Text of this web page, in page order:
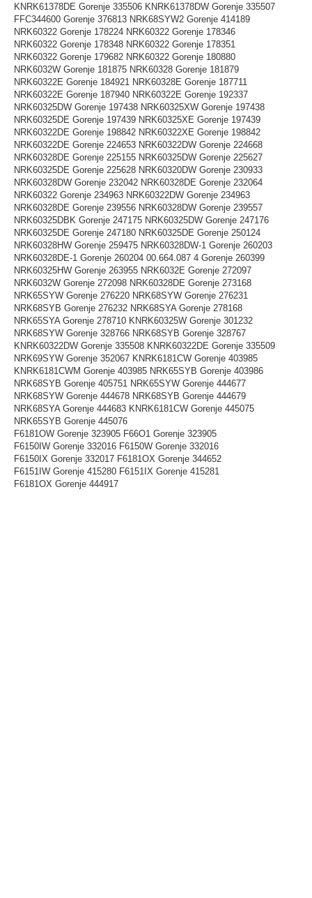
KNRK61378DE Gorenje 335506 KNRK61378DW Gorenje 335507
FFC344600 Gorenje 376813 NRK68SYW2 Gorenje 414189
NRK60322 Gorenje 178224 NRK60322 Gorenje 178346
NRK60322 Gorenje 178348 NRK60322 Gorenje 178351
NRK60322 Gorenje 179682 NRK60322 Gorenje 180880
NRK6032W Gorenje 181875 NRK60328 Gorenje 181879
NRK60322E Gorenje 184921 NRK60328E Gorenje 187711
NRK60322E Gorenje 187940 NRK60322E Gorenje 192337
NRK60325DW Gorenje 197438 NRK60325XW Gorenje 197438
NRK60325DE Gorenje 197439 NRK60325XE Gorenje 197439
NRK60322DE Gorenje 198842 NRK60322XE Gorenje 198842
NRK60322DE Gorenje 224653 NRK60322DW Gorenje 224668
NRK60328DE Gorenje 225155 NRK60325DW Gorenje 225627
NRK60325DE Gorenje 225628 NRK60320DW Gorenje 230933
NRK60328DW Gorenje 232042 NRK60328DE Gorenje 232064
NRK60322 Gorenje 234963 NRK60322DW Gorenje 234963
NRK60328DE Gorenje 239556 NRK60328DW Gorenje 239557
NRK60325DBK Gorenje 247175 NRK60325DW Gorenje 247176
NRK60325DE Gorenje 247180 NRK60325DE Gorenje 250124
NRK60328HW Gorenje 259475 NRK60328DW-1 Gorenje 260203
NRK60328DE-1 Gorenje 260204 00.664.087 4 Gorenje 260399
NRK60325HW Gorenje 263955 NRK6032E Gorenje 272097
NRK6032W Gorenje 272098 NRK60328DE Gorenje 273168
NRK65SYW Gorenje 276220 NRK68SYW Gorenje 276231
NRK68SYB Gorenje 276232 NRK68SYA Gorenje 278168
NRK65SYA Gorenje 278710 KNRK60325W Gorenje 301232
NRK68SYW Gorenje 328766 NRK68SYB Gorenje 328767
KNRK60322DW Gorenje 335508 KNRK60322DE Gorenje 335509
NRK69SYW Gorenje 352067 KNRK6181CW Gorenje 403985
KNRK6181CWM Gorenje 403985 NRK65SYB Gorenje 403986
NRK68SYB Gorenje 405751 NRK65SYW Gorenje 444677
NRK68SYW Gorenje 444678 NRK68SYB Gorenje 444679
NRK68SYA Gorenje 444683 KNRK6181CW Gorenje 445075
NRK65SYB Gorenje 445076
F6181OW Gorenje 323905 F66O1 Gorenje 323905
F6150IW Gorenje 332016 F6150W Gorenje 332016
F6150IX Gorenje 332017 F6181OX Gorenje 344652
F6151IW Gorenje 415280 F6151IX Gorenje 415281
F6181OX Gorenje 444917